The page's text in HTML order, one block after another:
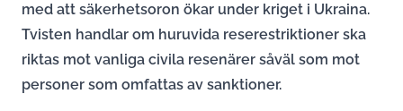
med att säkerhetsoron ökar under kriget i Ukraina.
Tvisten handlar om huruvida reserestriktioner ska
riktas mot vanliga civila resenärer såväl som mot
personer som omfattas av sanktioner.